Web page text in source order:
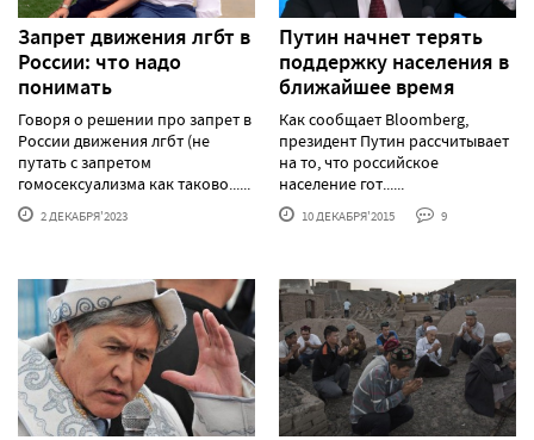
Запрет движения лгбт в
России: что надо
понимать
Говоря о решении про запрет в
России движения лгбт (не
путать с запретом
гомосексуализма как таково......
2 ДЕКАБРЯ'2023
Путин начнет терять
поддержку населения в
ближайшее время
Как сообщает Bloomberg,
президент Путин рассчитывает
на то, что российское
население гот......
10 ДЕКАБРЯ'2015 9